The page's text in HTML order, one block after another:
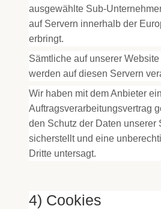
ausgewählte Sub-
auf Servern innerhalb der
erbringt.
Sämtliche auf unserer
werden auf diesen Servern
Wir haben mit dem Anbieter
Auftragsverarbeitungsvertrag
den Schutz der Daten unserer
sicherstellt und eine
Dritte untersagt.
4) Cookies